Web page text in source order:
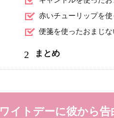
赤いチューリップを
便箋を使ったおまじな
2 まとめ
ホワイトデーに彼から